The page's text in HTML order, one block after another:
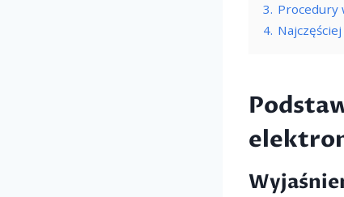
3. Procedury
4.